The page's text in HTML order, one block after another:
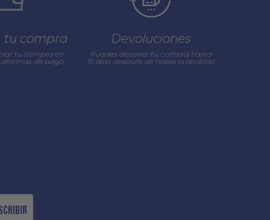
tu compra
tu compra en
de pago
Devoluciones
Puedes devolver tu compra hasta
15 días después de haberla recibido